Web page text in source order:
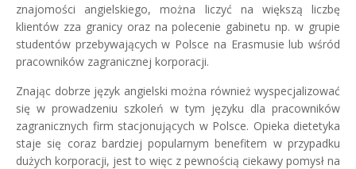
znajomości angielskiego, można liczyć na większą liczbę
klientów zza granicy oraz na polecenie gabinetu np. w grupie
studentów przebywających w Polsce na Erasmusie lub wśród
pracowników zagranicznej korporacji.
Znając dobrze język angielski można również wyspecjalizować
się w prowadzeniu szkoleń w tym języku dla pracowników
zagranicznych firm stacjonujących w Polsce. Opieka dietetyka
staje się coraz bardziej popularnym benefitem w przypadku
dużych korporacji, jest to więc z pewnością ciekawy pomysł na